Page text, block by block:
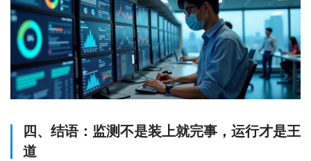
四、 结语：监测不是装上就完事，运行才是王
道